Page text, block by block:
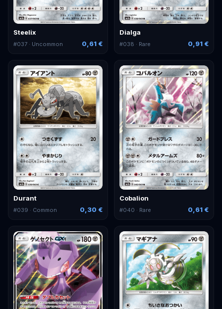
Steelix
#037 · Uncommon 0,61 €
Dialga
#038 · Rare 0,91 €
Durant
#039 · Common 0,30 €
Cobalion
#040 · Rare 0,61 €